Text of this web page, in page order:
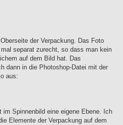
der Verpackung. Das Foto
separat zurecht, so dass man kein
auf dem Bild hat. Das
dann in die Photoshop-Datei mit der
aus:
im Spinnenbild eine eigene Ebene. Ich
Elemente der Verpackung auf dem